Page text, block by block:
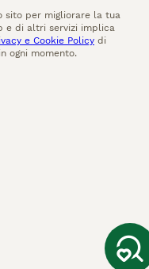
sito per migliorare la tua
e di altri servizi implica
e Cookie Policy di
in ogni momento.